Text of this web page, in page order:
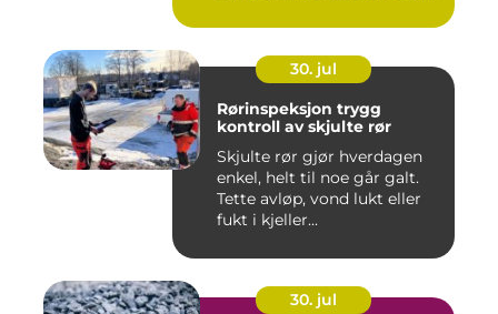
30. jul
Rørinspeksjon trygg
kontroll av skjulte rør
Skjulte rør gjør hverdagen
enkel, helt til noe går galt.
Tette avløp, vond lukt eller
fukt i kjeller...
30. jul